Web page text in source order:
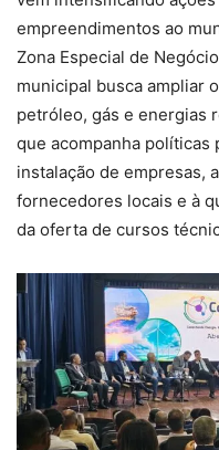
empreendimentos ao
Zona Especial de
municipal busca ampliar
petróleo, gás e energias
que acompanha políticas
instalação de empresas,
fornecedores locais e à
da oferta de cursos